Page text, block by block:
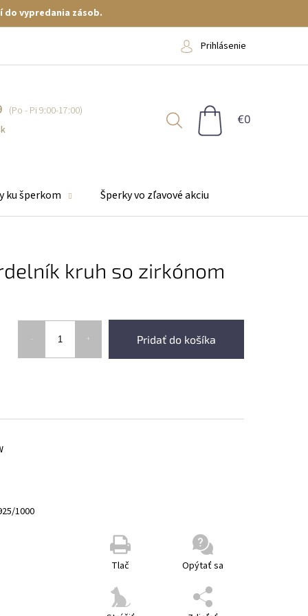
do vypredania zásob.
Prihlásenie
NÁKUPNÝ
ku šperkom Šperky vo zľavové akciu
kruh so zirkónom
Pridať do košíka
Tlač Opýtať sa
1000